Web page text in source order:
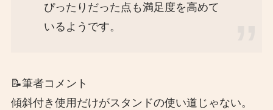
ぴったりだった点も満足度を高めて
いるようです。
📝筆者コメント
傾斜付き使用だけがスタンドの使い道じゃない。